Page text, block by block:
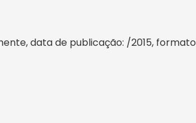
data de publicação: /2015, formato: